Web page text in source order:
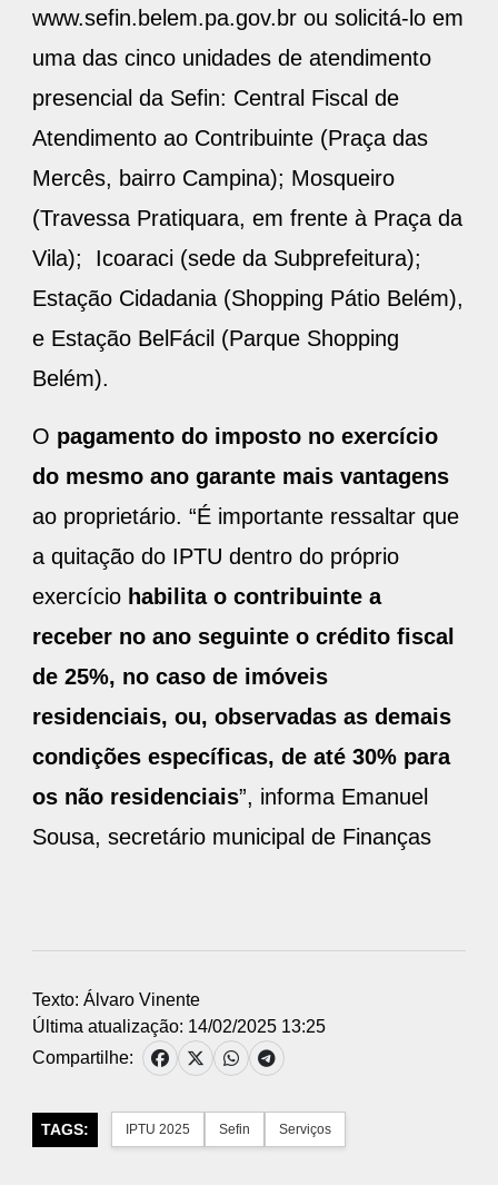
www.sefin.belem.pa.gov.br ou solicitá-lo em
uma das cinco unidades de atendimento
presencial da Sefin: Central Fiscal de
Atendimento ao Contribuinte (Praça das
Mercês, bairro Campina); Mosqueiro
(Travessa Pratiquara, em frente à Praça da
Vila); Icoaraci (sede da Subprefeitura);
Estação Cidadania (Shopping Pátio Belém),
e Estação BelFácil (Parque Shopping
Belém).
O pagamento do imposto no exercício
do mesmo ano garante mais vantagens
ao proprietário. “É importante ressaltar que
a quitação do IPTU dentro do próprio
exercício habilita o contribuinte a
receber no ano seguinte o crédito fiscal
de 25%, no caso de imóveis
residenciais, ou, observadas as demais
condições específicas, de até 30% para
os não residenciais”, informa Emanuel
Sousa, secretário municipal de Finanças
Texto: Álvaro Vinente
Última atualização: 14/02/2025 13:25
Compartilhe:
TAGS: IPTU 2025 Sefin Serviços